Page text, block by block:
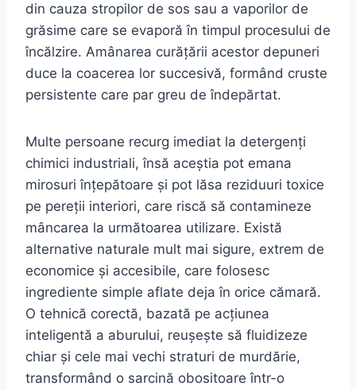
din cauza stropilor de sos sau a vaporilor de
grăsime care se evaporă în timpul procesului de
încălzire. Amânarea curățării acestor depuneri
duce la coacerea lor succesivă, formând cruste
persistente care par greu de îndepărtat.
Multe persoane recurg imediat la detergenți
chimici industriali, însă aceștia pot emana
mirosuri înțepătoare și pot lăsa reziduuri toxice
pe pereții interiori, care riscă să contamineze
mâncarea la următoarea utilizare. Există
alternative naturale mult mai sigure, extrem de
economice și accesibile, care folosesc
ingrediente simple aflate deja în orice cămară.
O tehnică corectă, bazată pe acțiunea
inteligentă a aburului, reușește să fluidizeze
chiar și cele mai vechi straturi de murdărie,
transformând o sarcină obositoare într-o